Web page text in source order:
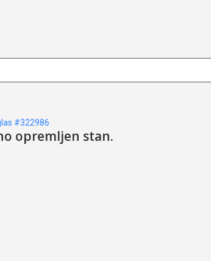
#322986
opremljen stan.